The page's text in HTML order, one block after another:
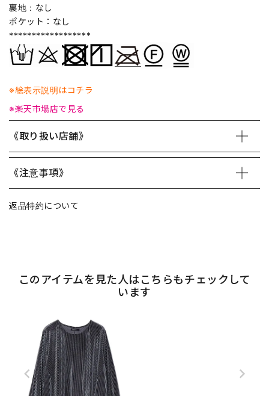
裏地：なし
ポケット：なし
******************
※絵表示説明はコチラ
※楽天市場店で見る
《取り扱い店舗》
《注意事項》
返品特約について
このアイテムを見た人はこちらもチェックして
います